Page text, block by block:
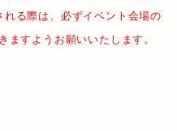
る際は、必ずイベント会場の
ますようお願いいたします。